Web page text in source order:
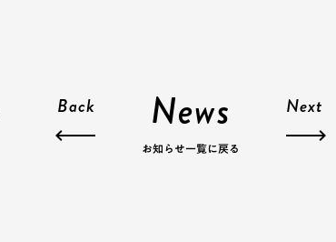
Back News
お知らせ一覧に戻る
Next